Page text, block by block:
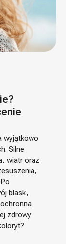
wyjątkowo
Silne
wiatr oraz
blask,
zdrowy